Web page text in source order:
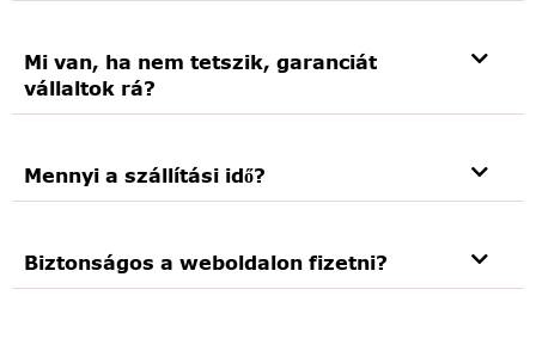
Mi van, ha nem tetszik, garanciát
vállaltok rá?
Mennyi a szállítási idő?
Biztonságos a weboldalon fizetni?